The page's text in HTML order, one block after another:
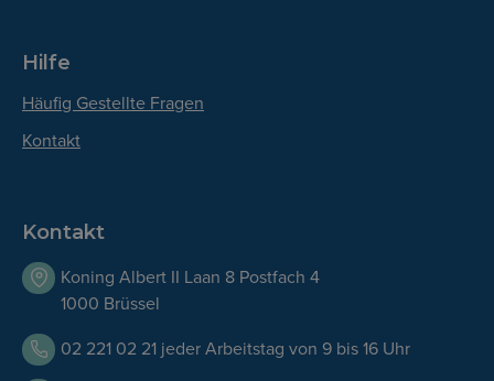
Hilfe
Häufig Gestellte Fragen
Kontakt
Kontakt
Koning Albert II Laan 8 Postfach 4
1000 Brüssel
02 221 02 21 jeder Arbeitstag von 9 bis 16 Uhr